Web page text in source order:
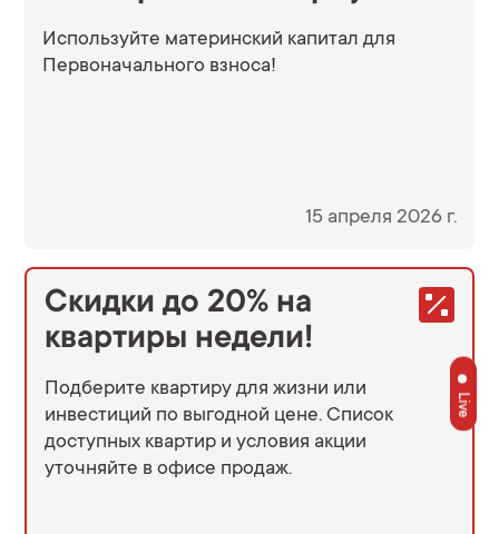
Live
Используйте материнский капитал для
Первоначального взноса!
15 апреля 2026 г.
Скидки до 20% на
квартиры недели!
Подберите квартиру для жизни или
инвестиций по выгодной цене. Список
доступных квартир и условия акции
уточняйте в офисе продаж.